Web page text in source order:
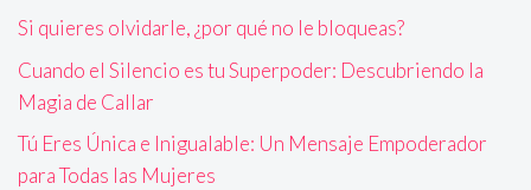
Si quieres olvidarle, ¿por qué no le bloqueas?
Cuando el Silencio es tu Superpoder: Descubriendo la
Magia de Callar
Tú Eres Única e Inigualable: Un Mensaje Empoderador
para Todas las Mujeres